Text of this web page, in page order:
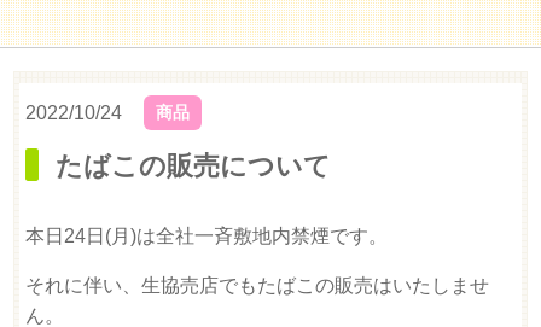
2022/10/24 商品
たばこの販売について
本日24日(月)は全社一斉敷地内禁煙です。
それに伴い、生協売店でもたばこの販売はいたしませ
ん。